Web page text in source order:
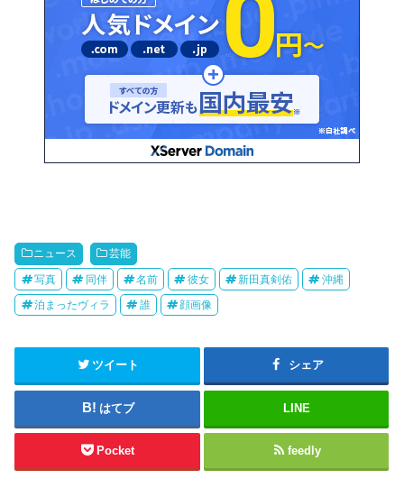
ニュース 芸能
写真 同伴 名前 彼女 新田真剣佑 沖縄
泊まったヴィラ 誰 顔画像
ツイート シェア
はてブ LINE
Pocket feedly